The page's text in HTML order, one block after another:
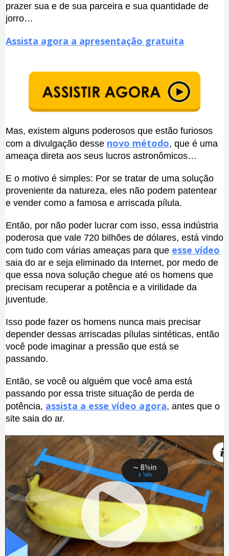
prazer sua e de sua parceira e sua quantidade de
jorro…
Assista agora a apresentação gratuita
Mas, existem alguns poderosos que estão furiosos
com a divulgação desse novo método, que é uma
ameaça direta aos seus lucros astronômicos…
E o motivo é simples: Por se tratar de uma solução
proveniente da natureza, eles não podem patentear
e vender como a famosa e arriscada pílula.
Então, por não poder lucrar com isso, essa indústria
poderosa que vale 720 bilhões de dólares, está vindo
com tudo com várias ameaças para que esse vídeo
saia do ar e seja eliminado da Internet, por medo de
que essa nova solução chegue até os homens que
precisam recuperar a potência e a virilidade da
juventude.
Isso pode fazer os homens nunca mais precisar
depender dessas arriscadas pílulas sintéticas, então
você pode imaginar a pressão que está se
passando.
Então, se você ou alguém que você ama está
passando por essa triste situação de perda de
potência, assista a esse vídeo agora, antes que o
site saia do ar.